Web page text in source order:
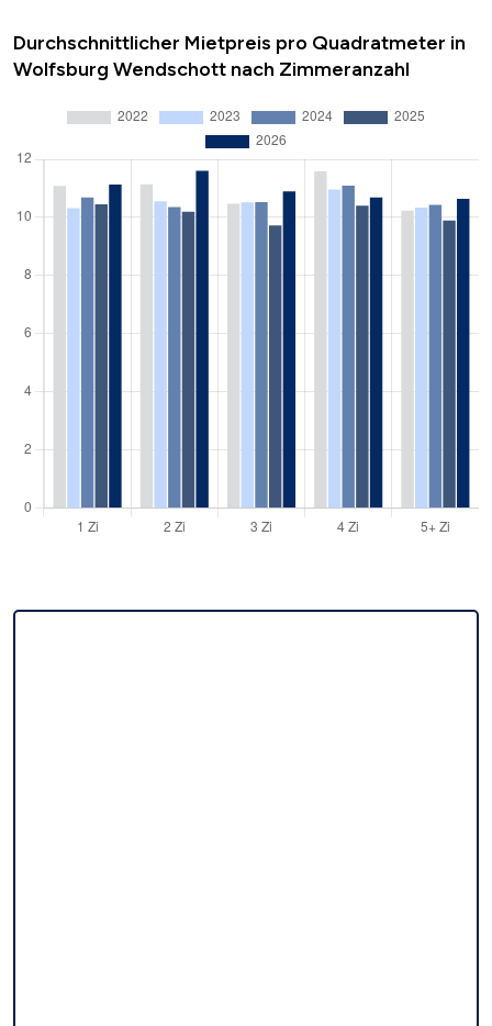
Durchschnittlicher Mietpreis pro Quadratmeter in
Wolfsburg Wendschott nach Zimmeranzahl